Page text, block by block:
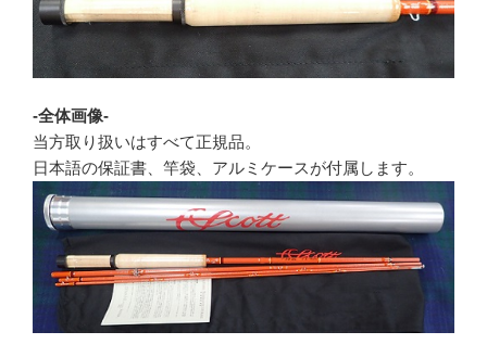
-全体画像-
当方取り扱いはすべて正規品。
日本語の保証書、竿袋、アルミケースが付属します。